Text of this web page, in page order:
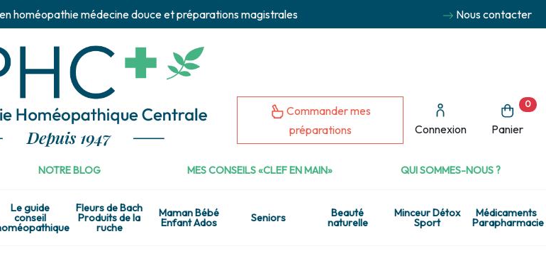
homéopathie médecine douce et préparations magistrales Nous contacter
Commander mes
préparations
Connexion Panier
0
NOTRE BLOG MES CONSEILS «CLEF EN MAIN» QUI SOMMES-NOUS ?
Le guide
conseil
Fleurs de Bach
Produits de la
ruche
Maman Bébé
Enfant Ados Seniors Beauté
naturelle
Minceur Détox
Sport
Médicaments
Parapharmacie